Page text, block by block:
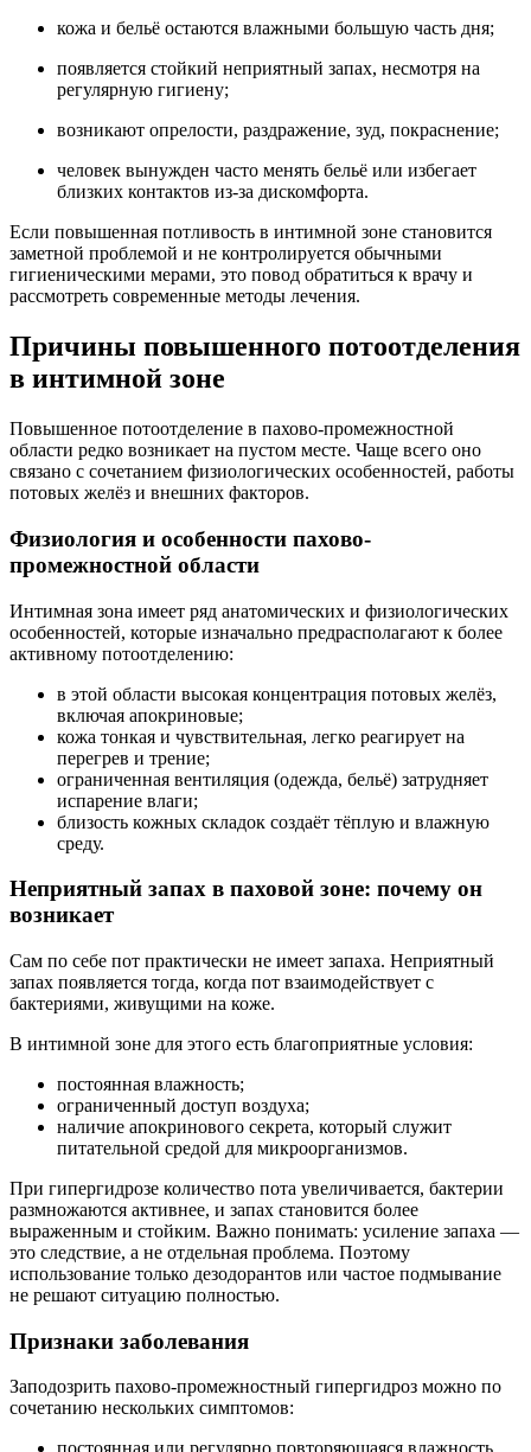
кожа и бельё остаются влажными большую часть дня;
появляется стойкий неприятный запах, несмотря на
регулярную гигиену;
возникают опрелости, раздражение, зуд, покраснение;
человек вынужден часто менять бельё или избегает
близких контактов из-за дискомфорта.
Если повышенная потливость в интимной зоне становится
заметной проблемой и не контролируется обычными
гигиеническими мерами, это повод обратиться к врачу и
рассмотреть современные методы лечения.
Причины повышенного потоотделения
в интимной зоне
Повышенное потоотделение в пахово-промежностной
области редко возникает на пустом месте. Чаще всего оно
связано с сочетанием физиологических особенностей, работы
потовых желёз и внешних факторов.
Физиология и особенности пахово-
промежностной области
Интимная зона имеет ряд анатомических и физиологических
особенностей, которые изначально предрасполагают к более
активному потоотделению:
в этой области высокая концентрация потовых желёз,
включая апокриновые;
кожа тонкая и чувствительная, легко реагирует на
перегрев и трение;
ограниченная вентиляция (одежда, бельё) затрудняет
испарение влаги;
близость кожных складок создаёт тёплую и влажную
среду.
Неприятный запах в паховой зоне: почему он
возникает
Сам по себе пот практически не имеет запаха. Неприятный
запах появляется тогда, когда пот взаимодействует с
бактериями, живущими на коже.
В интимной зоне для этого есть благоприятные условия:
постоянная влажность;
ограниченный доступ воздуха;
наличие апокринового секрета, который служит
питательной средой для микроорганизмов.
При гипергидрозе количество пота увеличивается, бактерии
размножаются активнее, и запах становится более
выраженным и стойким. Важно понимать: усиление запаха —
это следствие, а не отдельная проблема. Поэтому
использование только дезодорантов или частое подмывание
не решают ситуацию полностью.
Признаки заболевания
Заподозрить пахово-промежностный гипергидроз можно по
сочетанию нескольких симптомов: